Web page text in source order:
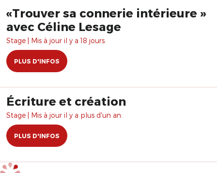
«Trouver sa connerie intérieure »
avec Céline Lesage
Stage | Mis à jour il y a 18 jours.
PLUS D'INFOS
Écriture et création
Stage | Mis à jour il y a plus d'un an.
PLUS D'INFOS